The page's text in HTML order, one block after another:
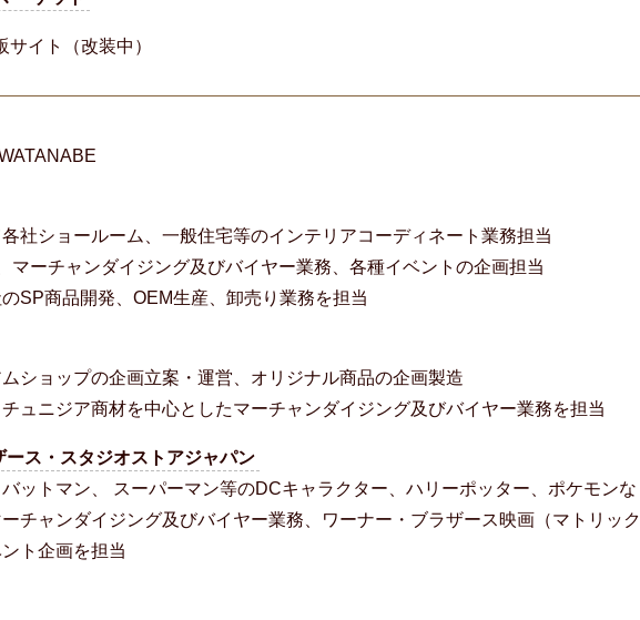
イト（改装中）
社ショールーム、一般住宅等のインテリアコーディネート業務担当
マーチャンダイジング及びバイヤー業務、各種イベントの企画担当
SP商品開発、OEM生産、卸売り業務を担当
ショップの企画立案・運営、オリジナル商品の企画製造
チュニジア商材を中心としたマーチャンダイジング及びバイヤー業務を担当
ス・スタジオストアジャパン
バットマン、 スーパーマン等のDCキャラクター、ハリーポッター、ポケモンな
チャンダイジング及びバイヤー業務、ワーナー・ブラザース映画（マトリック
ト企画を担当